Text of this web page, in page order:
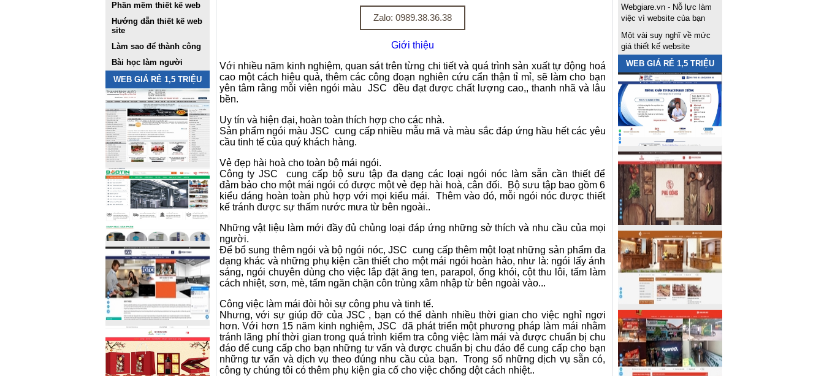
Phần mềm thiết kế web
Hướng dẫn thiết kế web
site
Làm sao để thành công
Bài học làm người
WEB GIÁ RẺ 1,5 TRIỆU
Zalo: 0989.38.36.38
Giới thiệu
Với nhiều năm kinh nghiệm, quan sát trên từng chi tiết và quá trình sản xuất tự động hoá
cao một cách hiệu quả, thêm các công đoạn nghiên cứu cẩn thận tỉ mỉ, sẽ làm cho bạn
yên tâm rằng mỗi viên ngói màu JSC đều đạt được chất lượng cao,, thanh nhã và lâu
bền.
Uy tín và hiện đại, hoàn toàn thích hợp cho các nhà.
Sản phẩm ngói màu JSC cung cấp nhiều mẫu mã và màu sắc đáp ứng hầu hết các yêu
cầu tinh tế của quý khách hàng.
Vẻ đẹp hài hoà cho toàn bộ mái ngói.
Công ty JSC cung cấp bộ sưu tập đa dạng các loại ngói nóc làm sẵn cần thiết để
đảm bảo cho một mái ngói có được một vẻ đẹp hài hoà, cân đối. Bộ sưu tập bao gồm 6
kiểu dáng hoàn toàn phù hợp với mọi kiểu mái. Thêm vào đó, mỗi ngói nóc được thiết
kế tránh được sự thấm nước mưa từ bên ngoài..
Những vật liệu làm mới đầy đủ chủng loại đáp ứng những sở thích và nhu cầu của mọi
người.
Để bổ sung thêm ngói và bộ ngói nóc, JSC cung cấp thêm một loạt những sản phẩm đa
dạng khác và những phụ kiện cần thiết cho một mái ngói hoàn hảo, như là: ngói lấy ánh
sáng, ngói chuyên dùng cho việc lắp đặt ăng ten, parapol, ống khói, cột thu lôi, tấm làm
cách nhiệt, sơn, mè, tấm ngăn chặn côn trùng xâm nhập từ bên ngoài vào...
Công việc làm mái đòi hỏi sự công phu và tinh tế.
Nhưng, với sự giúp đỡ của JSC , bạn có thể dành nhiều thời gian cho việc nghỉ ngơi
hơn. Với hơn 15 năm kinh nghiệm, JSC đã phát triển một phương pháp làm mái nhằm
tránh lãng phí thời gian trong quá trình kiểm tra công việc làm mái và được chuẩn bị chu
đáo để cung cấp cho bạn những tư vấn và được chuẩn bị chu đáo để cung cấp cho bạn
những tư vấn và dịch vụ theo đúng nhu cầu của bạn. Trong số những dịch vụ sẵn có,
công ty chúng tôi có thêm phụ kiện gia cố cho việc chống dột cách nhiệt..
Webgiare.vn - Nỗ lực làm
việc vì website của bạn
Một vài suy nghĩ về mức
giá thiết kế website
WEB GIÁ RẺ 1,5 TRIỆU